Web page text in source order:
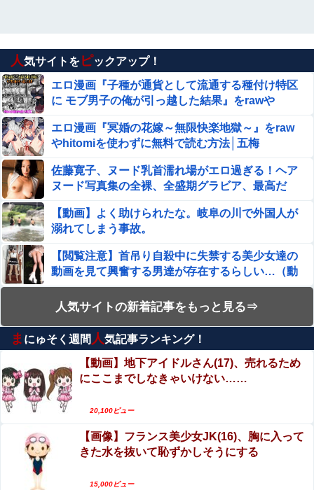
軽く擦って喘がせた結果ｗｗｗｗｗｗｗｗｗｗｗ
【悲報】Google、Geminiのせいで史上初のマイナスキャ
ッシュフローに陥る
【閲覧注意】首吊り自殺中に失禁する美少女達の動画を見
て興奮する男達が存在するらしい…（動画あり）
【過去最高額】夏のボーナス、平均104万2537円 初の100
万円超
佐藤二朗、妻とのハグを報告「文〇砲より遥かに威力は弱
いが、僕のノロケ砲をお見舞いする」
【画像】井口裕香(36)、タンクトップがはち切れそうなく
らいデカイｗｗｗｗｗｗｗｗｗｗｗ
【正論】岡田斗司夫「人間の本音としてブサイクを見たら
不愉快になる。この責任をどうとるんだ」
韓国サッカーのイメージが墜落
ジャンポケ斎藤と代理人のやりとり、「地獄すぎて完全に
コントになってる……」と衝撃を受ける人が続出中
「こんな事になるんやから強制置き配は止めておくべき」
とユーザーがドン引き、UberEatsが導入した強制置き配
が起こしたのは……
ホリエモン「面接でさ、納豆パックの薄いフィルムって何
のために入っていの？って聞くわけ」
人気サイトを ピックアップ！
エロ漫画『子種が通貨として流通する種付け特区
に モブ男子の俺が引っ越した結果』をrawや
エロ漫画『冥婚の花嫁～無限快楽地獄～』をraw
やhitomiを使わずに無料で読む方法│五梅
佐藤寛子、ヌード乳首濡れ場がエロ過ぎる！ヘア
ヌード写真集の全裸、全盛期グラビア、最高だ
【動画】よく助けられたな。岐阜の川で外国人が
溺れてしまう事故。
【閲覧注意】首吊り自殺中に失禁する美少女達の
動画を見て興奮する男達が存在するらしい…（動
画あり）
女優・森日菜美、雑誌グラビアの水着ショッ
ト！！久々の姿にファン悶絶ｗｗ
【動画】若手女優「兄とセ○クスシーンするんです
か？分かりました…」
【動画】別れさせ屋 のセ○クス、凄すぎるｗｗｗ
そりゃ肉便器に堕ちるわｗｗｗ
撃墜するウクライナ。
解らせる話』をrawやhitomiを使わずに無料で読む
人気サイトの新着記事をもっと見る⇒
ま にゅそく週間 人気記事ランキング！
【動画】地下アイドルさん(17)、売れるため
にここまでしなきゃいけない……
20,100ビュー
【画像】フランス美少女JK(16)、胸に入って
きた水を抜いて恥ずかしそうにする
15,000ビュー